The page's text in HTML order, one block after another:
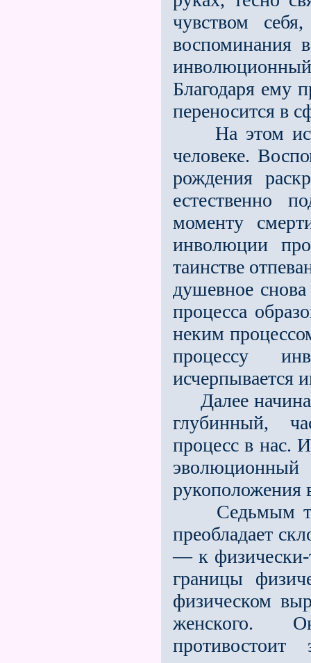
чувством
воспоминания
Благодаря ему
переносится в
На этом
человеке.
рождения
естественно
моменту
инволюции
таинстве
душевное
процесса
неким
процессу
исчерпывается
Далее
глубинный,
процесс в нас.
рукоположения
Седьмым
преобладает
— к физически-
границы
физическом
женского.